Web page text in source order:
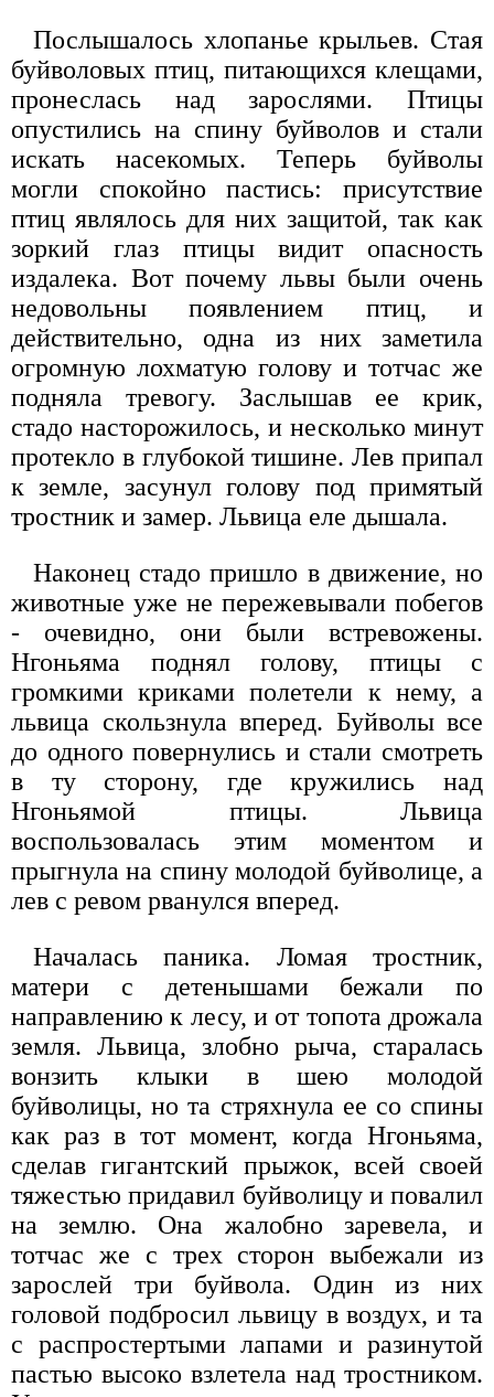
Послышалось хлопанье крыльев. Стая
буйволовых птиц, питающихся клещами,
пронеслась над зарослями. Птицы
опустились на спину буйволов и стали
искать насекомых. Теперь буйволы
могли спокойно пастись: присутствие
птиц являлось для них защитой, так как
зоркий глаз птицы видит опасность
издалека. Вот почему львы были очень
недовольны появлением птиц, и
действительно, одна из них заметила
огромную лохматую голову и тотчас же
подняла тревогу. Заслышав ее крик,
стадо насторожилось, и несколько минут
протекло в глубокой тишине. Лев припал
к земле, засунул голову под примятый
тростник и замер. Львица еле дышала.
Наконец стадо пришло в движение, но
животные уже не пережевывали побегов
- очевидно, они были встревожены.
Нгоньяма поднял голову, птицы с
громкими криками полетели к нему, а
львица скользнула вперед. Буйволы все
до одного повернулись и стали смотреть
в ту сторону, где кружились над
Нгоньямой птицы. Львица
воспользовалась этим моментом и
прыгнула на спину молодой буйволице, а
лев с ревом рванулся вперед.
Началась паника. Ломая тростник,
матери с детенышами бежали по
направлению к лесу, и от топота дрожала
земля. Львица, злобно рыча, старалась
вонзить клыки в шею молодой
буйволицы, но та стряхнула ее со спины
как раз в тот момент, когда Нгоньяма,
сделав гигантский прыжок, всей своей
тяжестью придавил буйволицу и повалил
на землю. Она жалобно заревела, и
тотчас же с трех сторон выбежали из
зарослей три буйвола. Один из них
головой подбросил львицу в воздух, и та
с распростертыми лапами и разинутой
пастью высоко взлетела над тростником.